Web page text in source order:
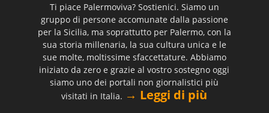
Ti piace Palermoviva? Sostienici. Siamo un
gruppo di persone accomunate dalla passione
per la Sicilia, ma soprattutto per Palermo, con la
sua storia millenaria, la sua cultura unica e le
sue molte, moltissime sfaccettature. Abbiamo
iniziato da zero e grazie al vostro sostegno oggi
siamo uno dei portali non giornalistici più
visitati in Italia. → Leggi di più